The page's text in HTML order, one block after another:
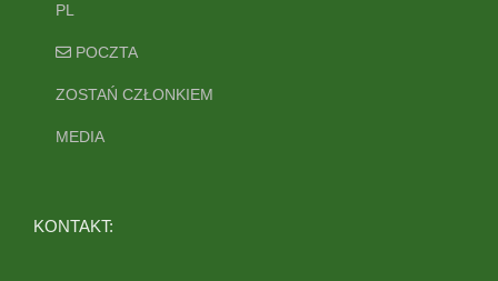
PL
POCZTA
ZOSTAŃ CZŁONKIEM
MEDIA
KONTAKT: